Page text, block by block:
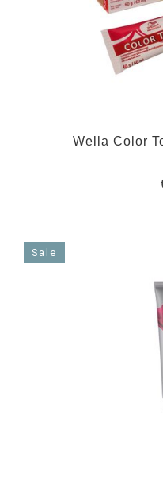
Wella Color
Sale